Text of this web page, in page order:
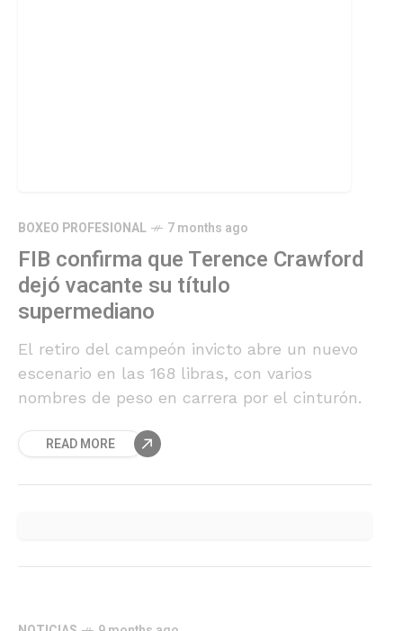
BOXEO PROFESIONAL 7 months ago
FIB confirma que Terence Crawford
dejó vacante su título
supermediano
El retiro del campeón invicto abre un nuevo
escenario en las 168 libras, con varios
nombres de peso en carrera por el cinturón.
READ MORE